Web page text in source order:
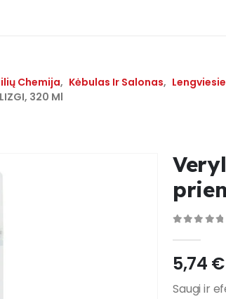
Chemija, Kėbulas Ir Salonas,
320 Ml
5,74 €
Saugi ir